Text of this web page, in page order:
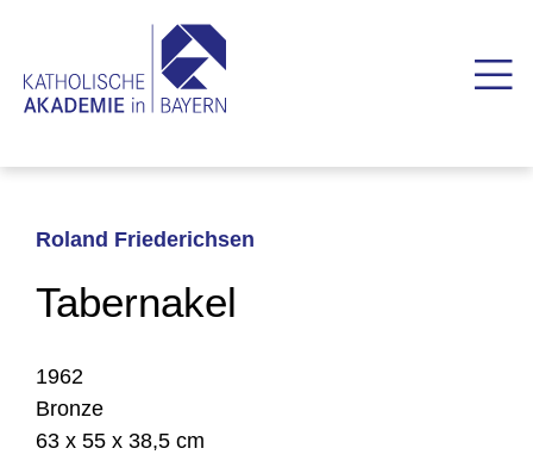
Roland Friederichsen
Tabernakel
1962
Bronze
63 x 55 x 38,5 cm